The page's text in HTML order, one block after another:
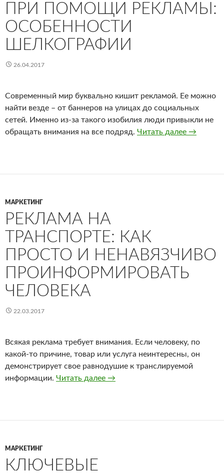
ПРИ ПОМОЩИ РЕКЛАМЫ:
ОСОБЕННОСТИ
ШЕЛКОГРАФИИ
26.04.2017
Современный мир буквально кишит рекламой. Ее можно
найти везде – от баннеров на улицах до социальных
сетей. Именно из-за такого изобилия люди привыкли не
обращать внимания на все подряд. Читать далее →
МАРКЕТИНГ
РЕКЛАМА НА
ТРАНСПОРТЕ: КАК
ПРОСТО И НЕНАВЯЗЧИВО
ПРОИНФОРМИРОВАТЬ
ЧЕЛОВЕКА
22.03.2017
Всякая реклама требует внимания. Если человеку, по
какой-то причине, товар или услуга неинтересны, он
демонстрирует свое равнодушие к транслируемой
информации. Читать далее Реклама на транспорте: как
→
МАРКЕТИНГ
КЛЮЧЕВЫЕ